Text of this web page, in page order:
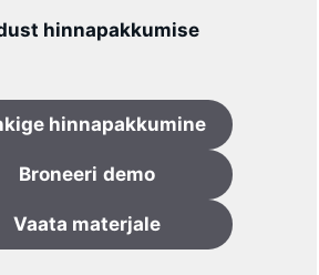
hinnapakkumise
hinnapakkumine
Broneeri demo
Vaata materjale